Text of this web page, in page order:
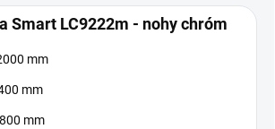
Smart LC9222m - nohy chróm
mm
mm
mm